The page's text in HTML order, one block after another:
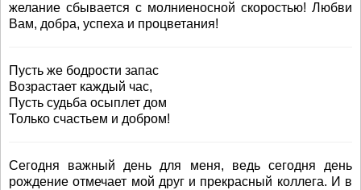
желание сбывается с молниеносной скоростью! Любви
Вам, добра, успеха и процветания!
Пусть же бодрости запас
Возрастает каждый час,
Пусть судьба осыплет дом
Только счастьем и добром!
Сегодня важный день для меня, ведь сегодня день
рождение отмечает мой друг и прекрасный коллега. И в